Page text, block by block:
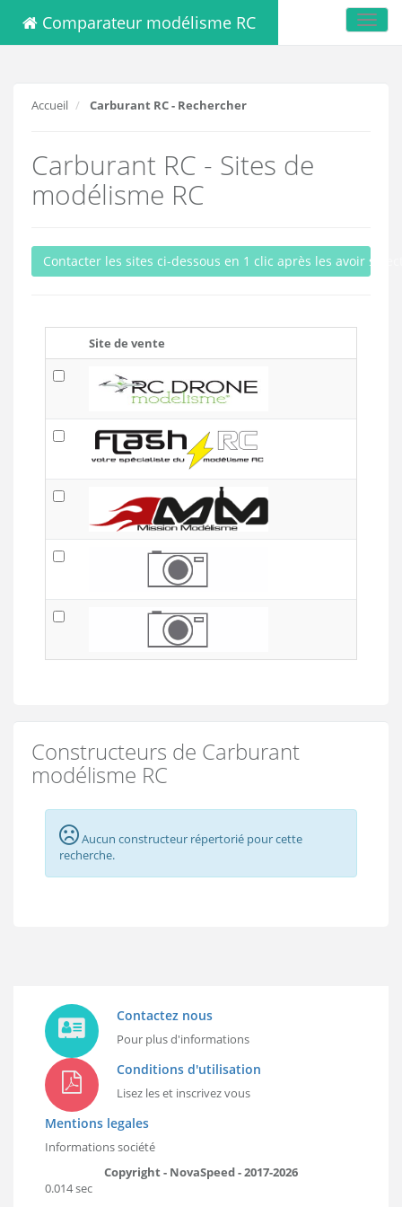
Comparateur modélisme RC
Accueil Carburant RC - Rechercher
Carburant RC - Sites de
modélisme RC
Contacter les sites ci-dessous en 1 clic après les avoir
Site de vente
Constructeurs de Carburant
modélisme RC
Aucun constructeur répertorié pour cette
recherche.
Contactez nous
Pour plus d'informations
Conditions d'utilisation
Lisez les et inscrivez vous
Mentions legales
Informations société
Copyright - NovaSpeed - 2017-2026
0.014 sec